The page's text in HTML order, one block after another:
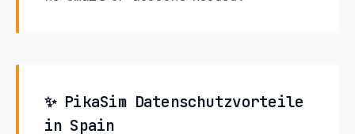
✨ PikaSim Datenschutzvorteile
in Spain